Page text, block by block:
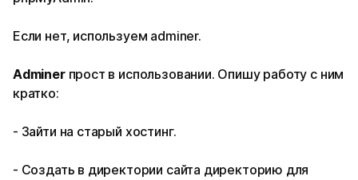
Если нет, используем adminer.
Adminerпрост в использовании. Опишу работу с ним
кратко:
- Зайти на старый хостинг.
- Создать в директории сайта директорию для